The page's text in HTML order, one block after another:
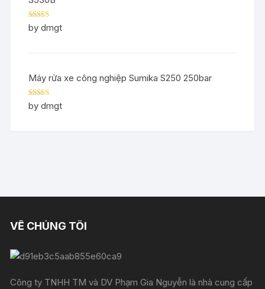
Rated5out
of 5
by dmgt
Máy rửa xe công nghiệp Sumika S250 250bar
Rated5out
of 5
by dmgt
VỀ CHÚNG TÔI
Công ty TNHH TM và DV Phạm Gia Nguyễn là nhà cung cấp